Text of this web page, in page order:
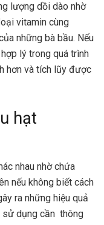
lượng dồi dào nhờ
vitamin cùng
những bà bầu. Nếu
lý trong quá trình
hơn và tích lũy được
hạt
nhau nhờ chứa
nếu không biết cách
ra những hiệu quả
sử dụng cần thông